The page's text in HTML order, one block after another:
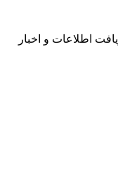
اطلاعات و اخبار